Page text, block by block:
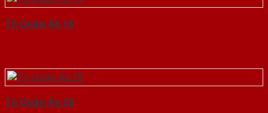
Tủ Quần Áo 16
Tủ Quần Áo 28